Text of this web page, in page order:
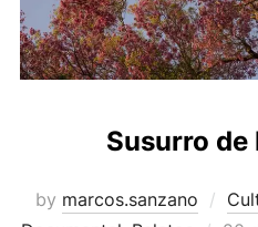
Susurro de
by marcos.sanzano